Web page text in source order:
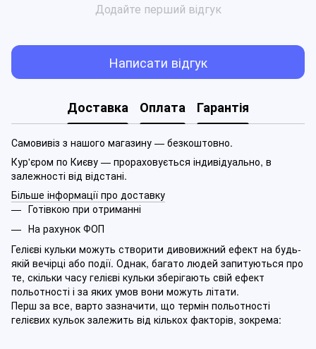
Додайте перший відгук
Написати відгук
Доставка Оплата Гарантія
Самовивіз з нашого магазину — безкоштовно.
Кур'єром по Києву — прораховується індивідуально, в
залежності від відстані.
Більше інформації про доставку
Готівкою при отриманні
На рахунок ФОП
Гелієві кульки можуть створити дивовижний ефект на будь-
якій вечірці або події. Однак, багато людей запитуються про
те, скільки часу гелієві кульки зберігають свій ефект
польотності і за яких умов вони можуть літати.
Перш за все, варто зазначити, що термін польотності
гелієвих кульок залежить від кількох факторів, зокрема: